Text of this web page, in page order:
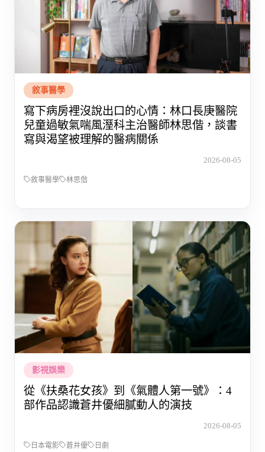
敘事醫學
寫下病房裡沒說出口的心情：林口長庚醫院
兒童過敏氣喘風溼科主治醫師林思偕，談書
寫與渴望被理解的醫病關係
2026-08-05
敘事醫學 林思偕
影視娛樂
從《扶桑花女孩》到《氣體人第一號》：4
部作品認識蒼井優細膩動人的演技
2026-08-05
日本電影 蒼井優 日劇